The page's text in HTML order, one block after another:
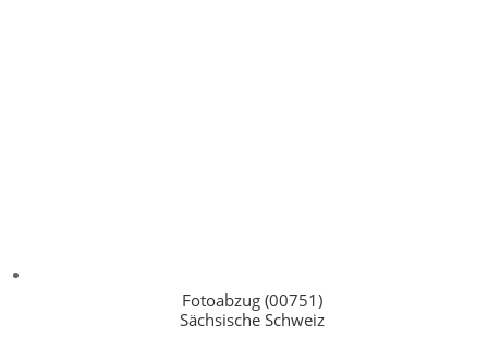
Fotoabzug (00751)
Sächsische Schweiz